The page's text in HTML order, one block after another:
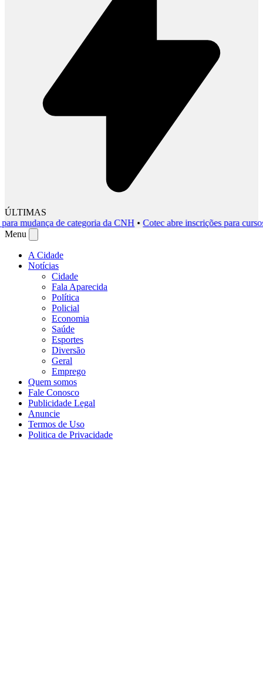
ÚLTIMAS
de categoria da CNH•Cotec abre inscrições para cursos
Menu
A Cidade
Notícias
Cidade
Fala Aparecida
Política
Policial
Economia
Saúde
Esportes
Diversão
Geral
Emprego
Quem somos
Fale Conosco
Publicidade Legal
Anuncie
Termos de Uso
Politica de Privacidade